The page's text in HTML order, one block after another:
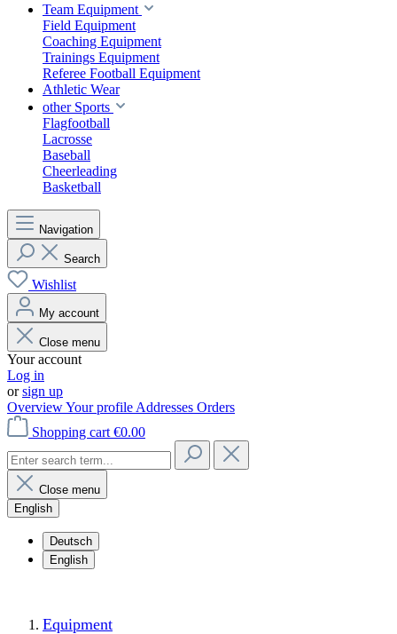
Team Equipment
Field Equipment
Coaching Equipment
Trainings Equipment
Referee Football Equipment
Athletic Wear
other Sports
Flagfootball
Lacrosse
Baseball
Cheerleading
Basketball
Navigation
Search
Wishlist
My account
Close menu
Your account
Log in
orsign up
OverviewYour profile Addresses Orders
Shopping cart €0.00
Close menu
English
Deutsch
English
Equipment